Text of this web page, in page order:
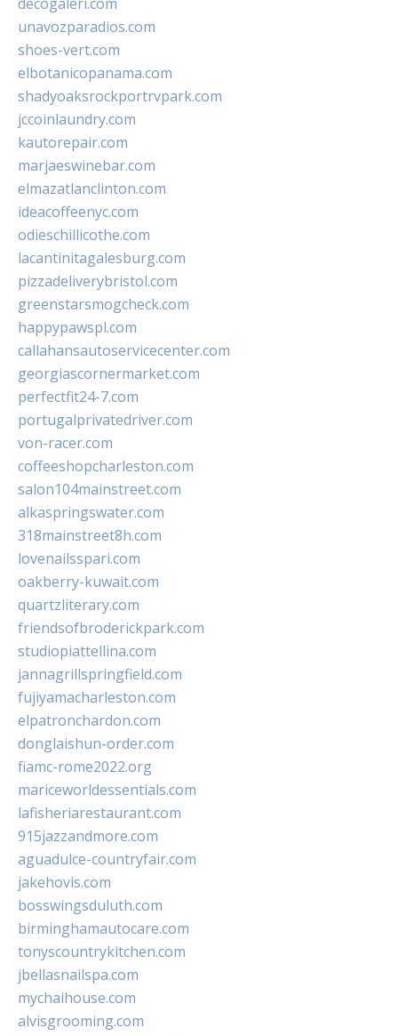
unavozparadios.com
shoes-vert.com
elbotanicopanama.com
shadyoaksrockportrvpark.com
jccoinlaundry.com
kautorepair.com
marjaeswinebar.com
elmazatlanclinton.com
ideacoffeenyc.com
odieschillicothe.com
lacantinitagalesburg.com
pizzadeliverybristol.com
greenstarsmogcheck.com
happypawspl.com
callahansautoservicecenter.com
georgiascornermarket.com
perfectfit24-7.com
portugalprivatedriver.com
von-racer.com
coffeeshopcharleston.com
salon104mainstreet.com
alkaspringswater.com
318mainstreet8h.com
lovenailsspari.com
oakberry-kuwait.com
quartzliterary.com
friendsofbroderickpark.com
studiopiattellina.com
jannagrillspringfield.com
fujiyamacharleston.com
elpatronchardon.com
donglaishun-order.com
fiamc-rome2022.org
mariceworldessentials.com
lafisheriarestaurant.com
915jazzandmore.com
aguadulce-countryfair.com
jakehovis.com
bosswingsduluth.com
birminghamautocare.com
tonyscountrykitchen.com
jbellasnailspa.com
mychaihouse.com
alvisgrooming.com